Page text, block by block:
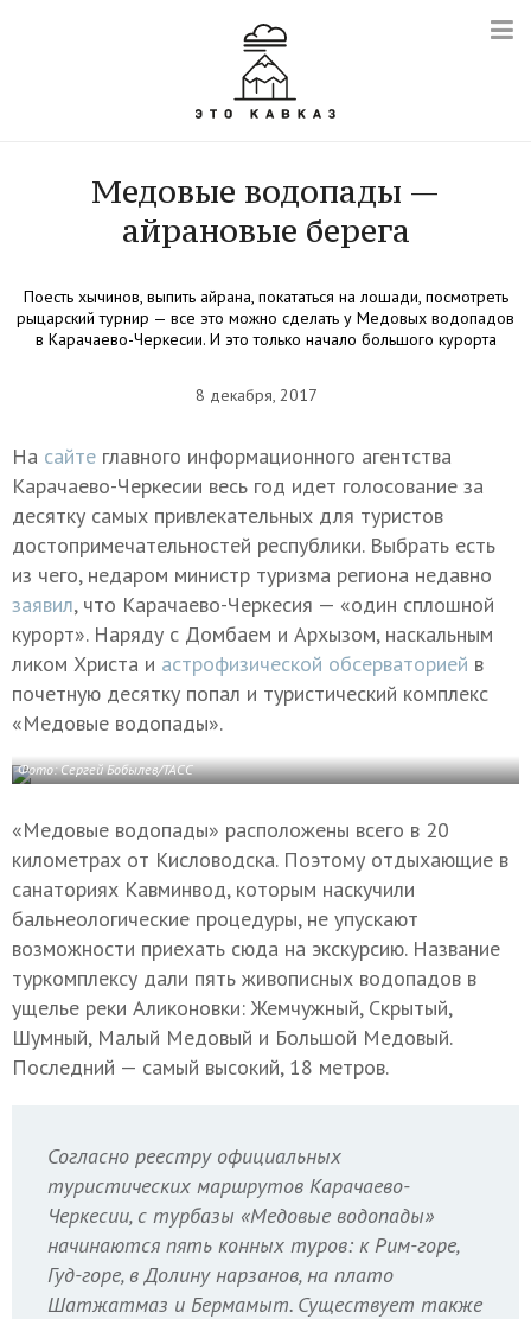
Медовые водопады —
айрановые берега
Поесть хычинов, выпить айрана, покататься на лошади, посмотреть
рыцарский турнир — все это можно сделать у Медовых водопадов
в Карачаево-Черкесии. И это только начало большого курорта
8 декабря, 2017
На сайте главного информационного агентства
Карачаево-Черкесии весь год идет голосование за
десятку самых привлекательных для туристов
достопримечательностей республики. Выбрать есть
из чего, недаром министр туризма региона недавно
заявил, что Карачаево-Черкесия — «один сплошной
курорт». Наряду с Домбаем и Архызом, наскальным
ликом Христа и астрофизической обсерваторией в
почетную десятку попал и туристический комплекс
«Медовые водопады».
Фото:Сергей Бобылев/ТАСС
«Медовые водопады» расположены всего в 20
километрах от Кисловодска. Поэтому отдыхающие в
санаториях Кавминвод, которым наскучили
бальнеологические процедуры, не упускают
возможности приехать сюда на экскурсию. Название
туркомплексу дали пять живописных водопадов в
ущелье реки Аликоновки: Жемчужный, Скрытый,
Шумный, Малый Медовый и Большой Медовый.
Последний — самый высокий, 18 метров.
Согласно реестру официальных
туристических маршрутов Карачаево-
Черкесии, с турбазы «Медовые водопады»
начинаются пять конных туров: к Рим-горе,
Гуд-горе, в Долину нарзанов, на плато
Шатжатмаз и Бермамыт. Существует также